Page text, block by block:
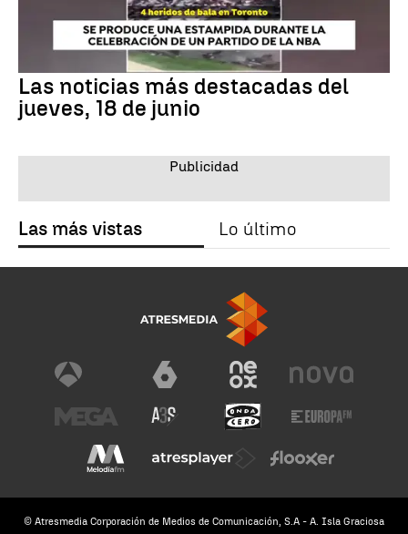
Las noticias más destacadas del
jueves, 18 de junio
Las más vistas Lo último
© Atresmedia Corporación de Medios de Comunicación, S.A - A. Isla Graciosa